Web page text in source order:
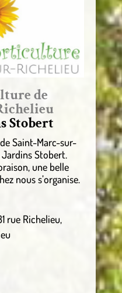
de
Stobert
Saint-Marc-sur-
Stobert.
une belle
nous s’organise.
rue Richelieu,